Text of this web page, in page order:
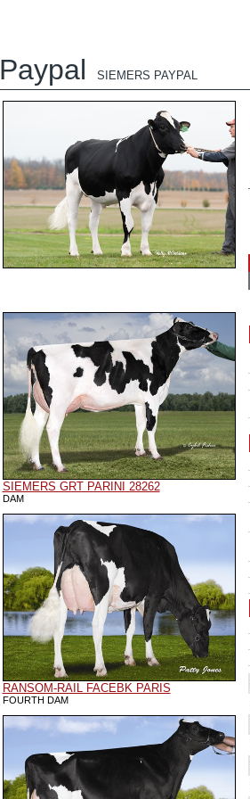
Paypal SIEMERS PAYPAL
SIEMERS GRT PARINI 28262
DAM
RANSOM-RAIL FACEBK PARIS
FOURTH DAM